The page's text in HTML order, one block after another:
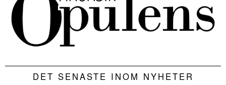
DET SENASTE INOM NYHETER